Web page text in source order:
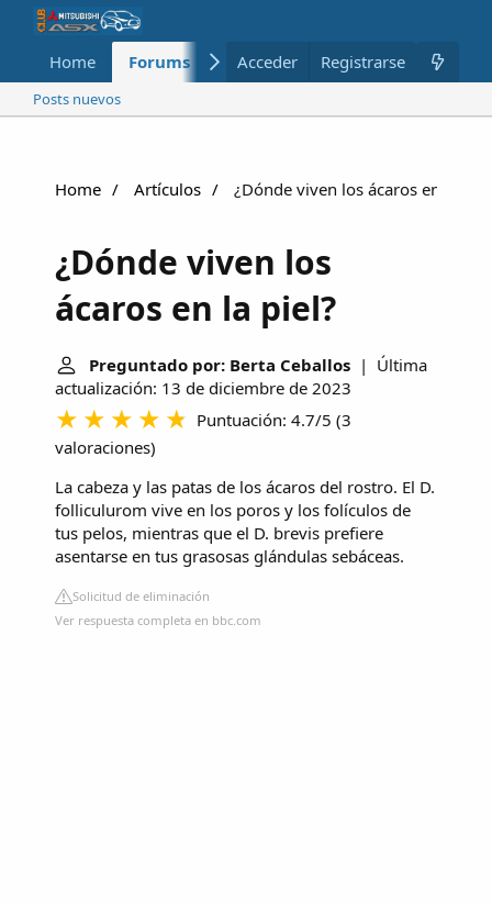
Home Forums Nuevo Miembros
Acceder Registrarse
Posts nuevos
Home Artículos ¿Dónde viven los ácaros en la
¿Dónde viven los
ácaros en la piel?
Preguntado por: Berta Ceballos | Última
actualización: 13 de diciembre de 2023
Puntuación: 4.7/5 (3
valoraciones)
La cabeza y las patas de los ácaros del rostro. El D.
folliculurom vive en los poros y los folículos de
tus pelos, mientras que el D. brevis prefiere
asentarse en tus grasosas glándulas sebáceas.
Solicitud de eliminación
Ver respuesta completa en bbc.com